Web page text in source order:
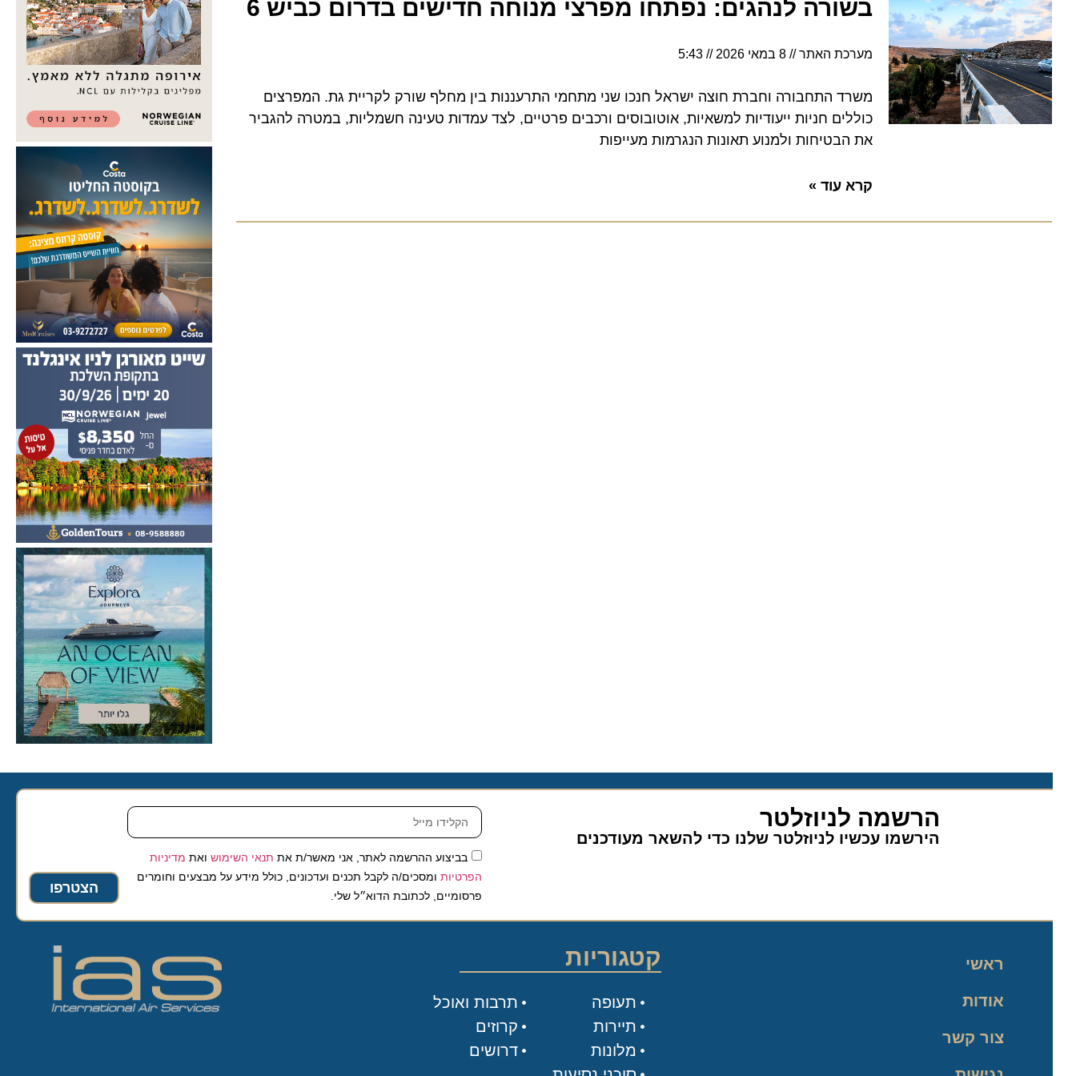
בשורה לנהגים: נפתחו מפרצי מנוחה חדישים בדרום כביש 6
מערכת האתר 8 במאי 2026 5:43
משרד התחבורה וחברת חוצה ישראל חנכו שני מתחמי התרעננות בין מחלף שורק לקריית גת. המפרצים
כוללים חניות ייעודיות למשאיות, אוטובוסים ורכבים פרטיים, לצד עמדות טעינה חשמליות, במטרה להגביר
את הבטיחות ולמנוע תאונות הנגרמות מעייפות
קרא עוד »
הרשמה לניוזלטר
הירשמו עכשיו לניוזלטר שלנו כדי להשאר מעודכנים
בביצוע ההרשמה לאתר, אני מאשר/ת אתתנאי השימושואת מדיניות
הפרטיותומסכים/ה לקבל תכנים ועדכונים, כולל מידע על מבצעים וחומרים
פרסומיים, לכתובת הדוא״ל שלי.
הצטרפו
ראשי
אודות
צור קשר
קטגוריות
תעופה
תיירות
מלונות
תרבות ואוכל
קרוזים
דרושים